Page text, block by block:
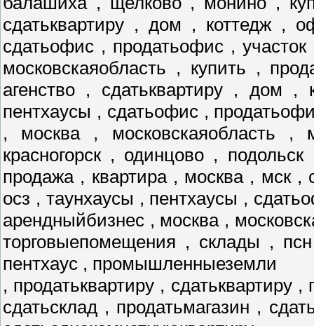
сдатьквартиру , дом , коттедж ,
сдатьофис , продатьофис ,
московскаяобласть , купить ,
агенство , сдатьквартиру , дом
пентхаусы , сдатьофис ,
, москва , московскаяобласть
красногорск , одинцово ,
продажа , квартира , москва , мск
осз , таунхаусы , пентхаусы ,
арендныйбизнес , москва ,
торговыепомещения , склады ,
пентхаус , промышленныеземли
, продатьквартиру , сдатьквартиру
сдатьсклад , продатьмагазин ,